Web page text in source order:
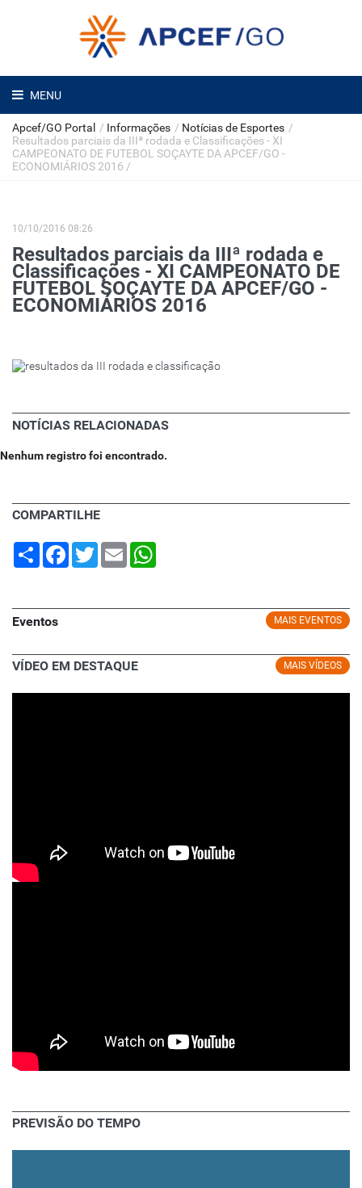
MENU
Apcef/GO Portal / Informações / Notícias de Esportes /
Resultados parciais da IIIª rodada e Classificações - XI
CAMPEONATO DE FUTEBOL SOÇAYTE DA APCEF/GO -
ECONOMIÁRIOS 2016 /
10/10/2016 08:26
Resultados parciais da IIIª rodada e
Classificações - XI CAMPEONATO DE
FUTEBOL SOÇAYTE DA APCEF/GO -
ECONOMIÁRIOS 2016
NOTÍCIAS RELACIONADAS
Nenhum registro foi encontrado.
COMPARTILHE
Share Facebook
TwitterEmail
MAIS EVENTOS
Eventos
MAIS VÍDEOS
VÍDEO EM DESTAQUE
PREVISÃO DO TEMPO